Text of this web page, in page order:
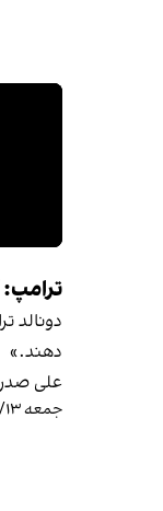
دونالد
دهند.»
علی
جمعه ۱۴۰۴/۴/۱۳